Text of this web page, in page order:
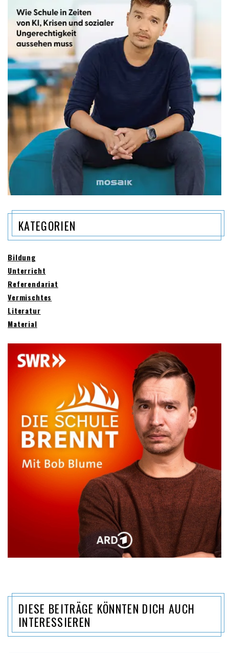
KATEGORIEN
Bildung
Unterricht
Referendariat
Vermischtes
Literatur
Material
DIESE BEITRÄGE KÖNNTEN DICH AUCH
INTERESSIEREN